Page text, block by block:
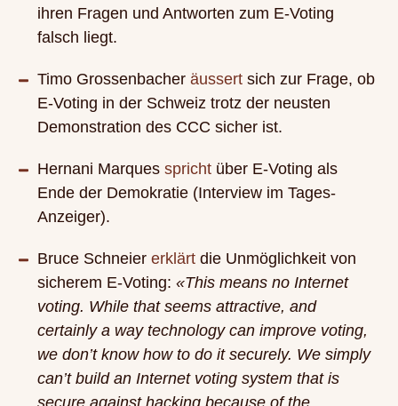
ihren Fragen und Antworten zum E-Voting
falsch liegt.
Timo Grossenbacheräussert sich zur Frage, ob
E-Voting in der Schweiz trotz der neusten
Demonstration des CCC sicher ist.
Hernani Marquesspricht über E-Voting als
Ende der Demokratie (Interview im Tages-
Anzeiger).
Bruce Schneiererklärt die Unmöglichkeit von
sicherem E-Voting:«This means no Internet
voting. While that seems attractive, and
certainly a way technology can improve voting,
we don’t know how to do it securely. We simply
can’t build an Internet voting system that is